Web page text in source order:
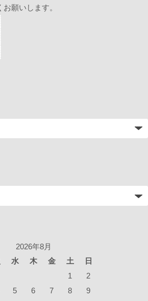
願いします。
2026年8月
水 木 金 土
日
1
2
5 6 7 8 9